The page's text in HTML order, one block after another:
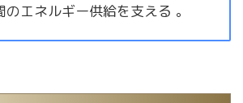
エネルギー供給を支える 。